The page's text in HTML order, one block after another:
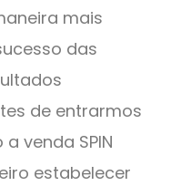
mais
das
de entrarmos
venda SPIN
estabelecer